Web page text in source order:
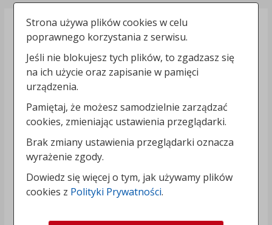
Strona używa plików cookies w celu
poprawnego korzystania z serwisu.
Jeśli nie blokujesz tych plików, to zgadzasz się
na ich użycie oraz zapisanie w pamięci
urządzenia.
Pamiętaj, że możesz samodzielnie zarządzać
cookies, zmieniając ustawienia przeglądarki.
Brak zmiany ustawienia przeglądarki oznacza
wyrażenie zgody.
Dowiedz się więcej o tym, jak używamy plików
cookies z Polityki Prywatności.